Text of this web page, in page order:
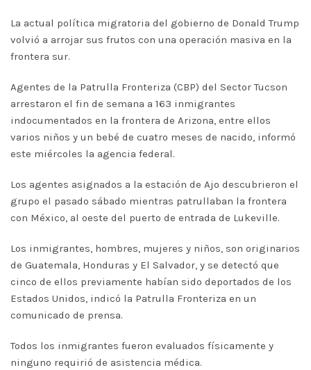
La actual política migratoria del gobierno de Donald Trump
volvió a arrojar sus frutos con una operación masiva en la
frontera sur.
Agentes de la Patrulla Fronteriza (CBP) del Sector Tucson
arrestaron el fin de semana a 163 inmigrantes
indocumentados en la frontera de Arizona, entre ellos
varios niños y un bebé de cuatro meses de nacido, informó
este miércoles la agencia federal.
Los agentes asignados a la estación de Ajo descubrieron el
grupo el pasado sábado mientras patrullaban la frontera
con México, al oeste del puerto de entrada de Lukeville.
Los inmigrantes, hombres, mujeres y niños, son originarios
de Guatemala, Honduras y El Salvador, y se detectó que
cinco de ellos previamente habían sido deportados de los
Estados Unidos, indicó la Patrulla Fronteriza en un
comunicado de prensa.
Todos los inmigrantes fueron evaluados físicamente y
ninguno requirió de asistencia médica.